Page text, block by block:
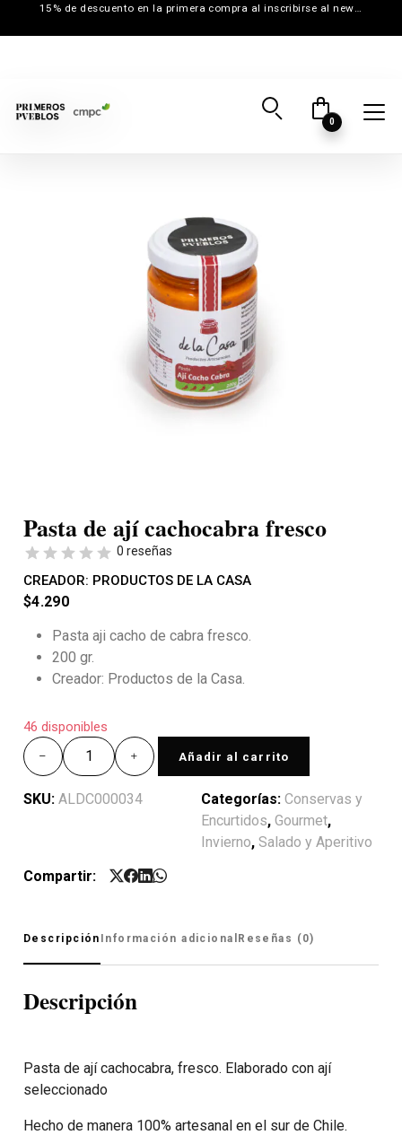
15% de descuento en la primera compra al inscribirse al newsletter
0
Pasta de ají cachocabra fresco
0 reseñas
CREADOR: PRODUCTOS DE LA CASA
$4.290
Pasta aji cacho de cabra fresco.
200 gr.
Creador: Productos de la Casa.
46 disponibles
Añadir al carrito
SKU: ALDC000034 Categorías: Conservas y
Encurtidos, Gourmet,
Invierno, Salado y Aperitivo
Compartir:
Descripción Información adicional Reseñas (0)
Descripción
Pasta de ají cachocabra, fresco. Elaborado con ají
seleccionado
Hecho de manera 100% artesanal en el sur de Chile.